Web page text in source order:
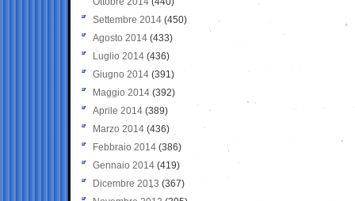
Settembre 2014 (450)
Agosto 2014 (433)
Luglio 2014 (436)
Giugno 2014 (391)
Maggio 2014 (392)
Aprile 2014 (389)
Marzo 2014 (436)
Febbraio 2014 (386)
Gennaio 2014 (419)
Dicembre 2013 (367)